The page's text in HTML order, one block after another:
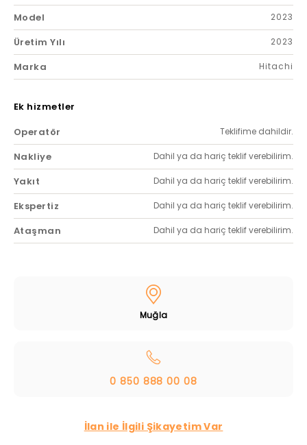
Model 2023
Üretim Yılı 2023
Marka Hitachi
Ek hizmetler
Operatör
Teklifime dahildir.
Nakliye Dahil ya da hariç teklif verebilirim.
Yakıt Dahil ya da hariç teklif verebilirim.
Ekspertiz Dahil ya da hariç teklif verebilirim.
Ataşman Dahil ya da hariç teklif verebilirim.
Muğla
0 850 888 00 08
İlan ile İlgili Şikayetim Var